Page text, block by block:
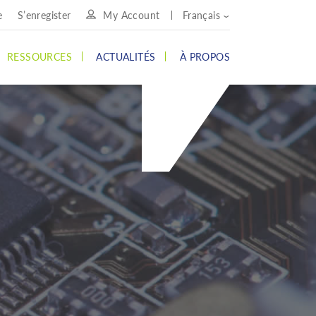
S’enregister My Account Français
RESSOURCES ACTUALITÉS À PROPOS